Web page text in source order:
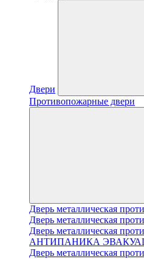
Двери
Противопожарные двери
Дверь металлическая
Дверь металлическая
Дверь металлическая
АНТИПАНИКА
Дверь металлическая